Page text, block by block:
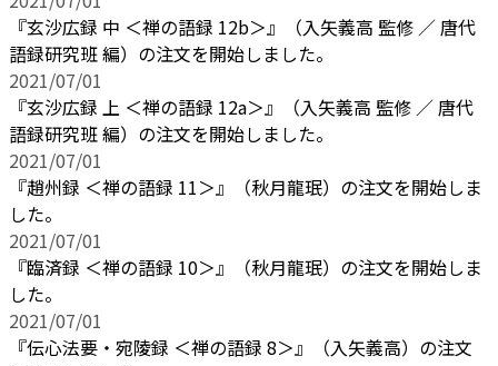
『玄沙広録 中 ＜禅の語録 12b＞』（入矢義高 監修 ／ 唐代
語録研究班 編）の注文を開始しました。
2021/07/01
『玄沙広録 上 ＜禅の語録 12a＞』（入矢義高 監修 ／ 唐代
語録研究班 編）の注文を開始しました。
2021/07/01
『趙州録 ＜禅の語録 11＞』（秋月龍珉）の注文を開始しま
した。
2021/07/01
『臨済録 ＜禅の語録 10＞』（秋月龍珉）の注文を開始しま
した。
2021/07/01
『伝心法要・宛陵録 ＜禅の語録 8＞』（入矢義高）の注文